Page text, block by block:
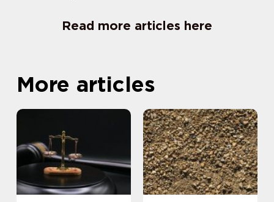
Read more articles here
More articles